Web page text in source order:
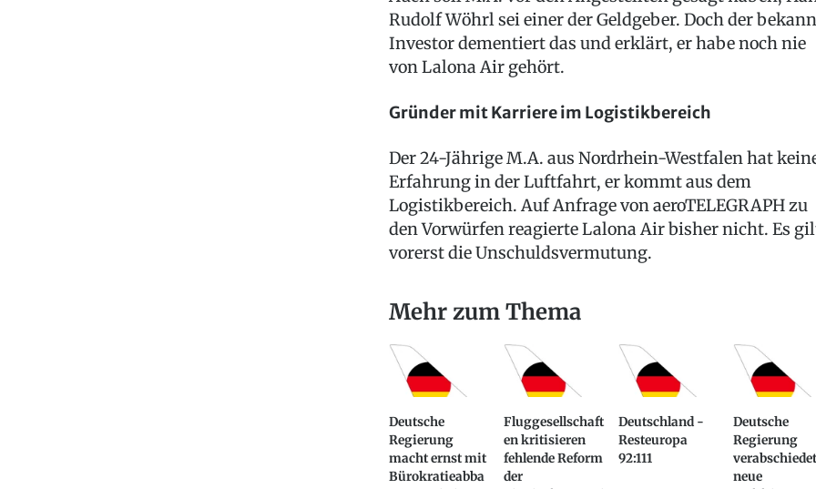
Rudolf Wöhrl sei einer der Geldgeber. Doch der
Investor dementiert das und erklärt, er habe noch nie
von Lalona Air gehört.
Gründer mit Karriere im Logistikbereich
Der 24-Jährige M.A. aus Nordrhein-Westfalen hat
Erfahrung in der Luftfahrt, er kommt aus dem
Logistikbereich. Auf Anfrage von aeroTELEGRAPH zu
den Vorwürfen reagierte Lalona Air bisher nicht. Es
vorerst die Unschuldsvermutung.
Mehr zum Thema
Deutsche
Regierung
macht ernst mit
Bürokratieabba
Fluggesellschaft
en kritisieren
fehlende Reform
der
Deutschland -
Resteuropa
92:111
Deutsche
Regierung
neue